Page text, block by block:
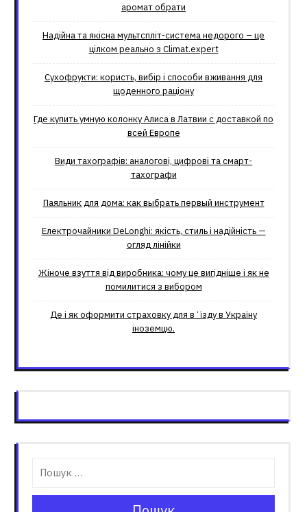
аромат обрати
Надійна та якісна мультспліт-система недорого – це
цілком реально з Climat.еxpert
Сухофрукти: користь, вибір і способи вживання для
щоденного раціону
Где купить умную колонку Алиса в Латвии с доставкой по
всей Европе
Види тахографів: аналогові, цифрові та смарт-
тахографи
Паяльник для дома: как выбрать первый инструмент
Електрочайники DeLonghi: якість, стиль і надійність —
огляд лінійки
Жіноче взуття від виробника: чому це вигідніше і як не
помилитися з вибором
Де і як оформити страховку для вʼїзду в Україну
іноземцю.